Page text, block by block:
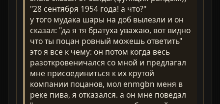
"28 сентября 1954 года! а что?"
у того мудака шары на доб вылезли и он
сказал: "да я тя братуха уважаю, вот видно
что ты поцан ровный можешь ответить"
это я все к чему: он потом когда весь
разоткровеничался со мной и предлагал
мне присоединиться к их крутой
компании поцанов, мол enmgbn меня в
реке пива, я отказался. а он мне поведал